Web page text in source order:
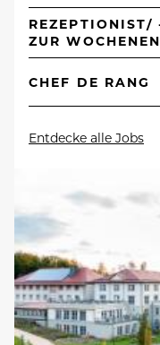
REZEPTIONIST/
ZUR
CHEF DE RANG
Entdecke alle Jobs